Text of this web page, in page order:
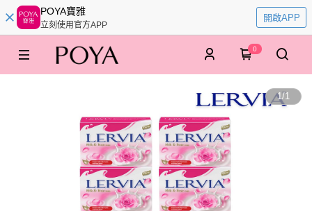
POYA寶雅
立刻使用官方APP
開啟APP
0
1/1